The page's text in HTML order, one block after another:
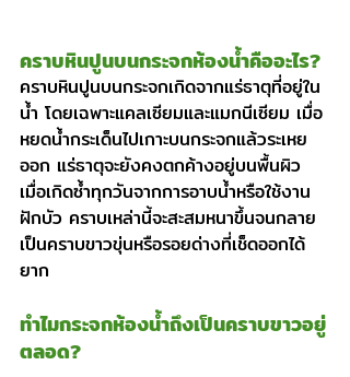
คราบหินปูนบนกระจกห้องน้ำคืออะไร?
คราบหินปูนบนกระจกเกิดจากแร่ธาตุที่อยู่ใน
น้ำ โดยเฉพาะแคลเซียมและแมกนีเซียม เมื่อ
หยดน้ำกระเด็นไปเกาะบนกระจกแล้วระเหย
ออก แร่ธาตุจะยังคงตกค้างอยู่บนพื้นผิว
เมื่อเกิดซ้ำทุกวันจากการอาบน้ำหรือใช้งาน
ฝักบัว คราบเหล่านี้จะสะสมหนาขึ้นจนกลาย
เป็นคราบขาวขุ่นหรือรอยด่างที่เช็ดออกได้
ยาก
ทำไมกระจกห้องน้ำถึงเป็นคราบขาวอยู่
ตลอด?